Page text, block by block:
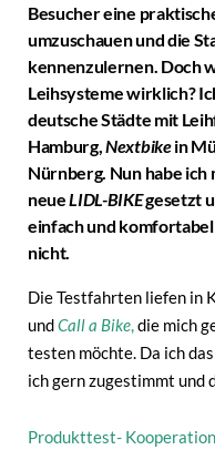
Besucher eine
umzuschauen und die
kennenzulernen. Doch
Leihsysteme wirklich?
deutsche Städte mit
Hamburg,Nextbikein
Nürnberg. Nun habe ich
neueLIDL-BIKEgesetzt
einfach und komfortabel
nicht.
Die Testfahrten liefen in
undCall a Bike,die mich
testen möchte. Da ich
ich gern zugestimmt und
Produkttest-